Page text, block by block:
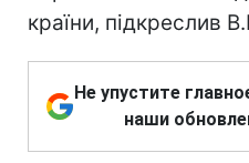
країни, підкреслив
Не упустите
наши